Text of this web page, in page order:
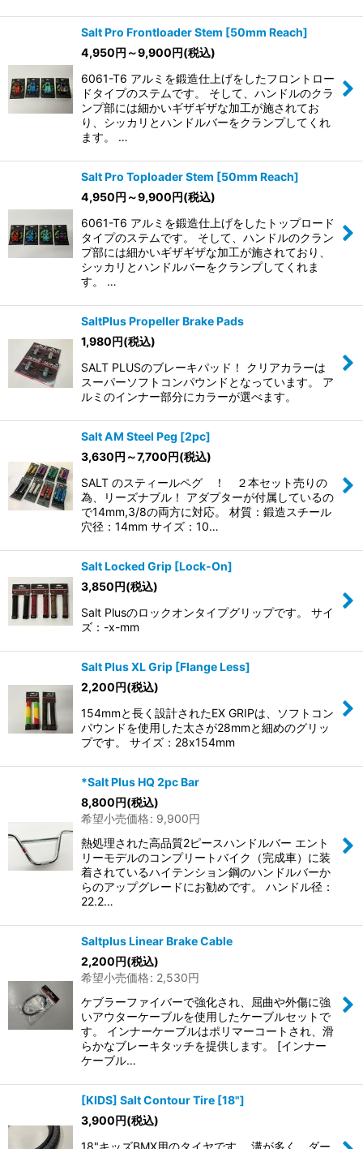
Salt Pro Frontloader Stem [50mm Reach]
4,950円 ～9,900円(税込)
6061-T6 アルミを鍛造仕上げをしたフロントロー
ドタイプのステムです。 そして、ハンドルのクラ
ンプ部には細かいギザギザな加工が施されてお
り、シッカリとハンドルバーをクランプしてくれ
ます。 …
Salt Pro Toploader Stem [50mm Reach]
4,950円 ～9,900円(税込)
6061-T6 アルミを鍛造仕上げをしたトップロード
タイプのステムです。 そして、ハンドルのクラン
プ部には細かいギザギザな加工が施されており、
シッカリとハンドルバーをクランプしてくれま
す。 …
SaltPlus Propeller Brake Pads
1,980円(税込)
SALT PLUSのブレーキパッド！ クリアカラーは
スーパーソフトコンパウンドとなっています。 ア
ルミのインナー部分にカラーが選べます。
Salt AM Steel Peg [2pc]
3,630円 ～7,700円(税込)
SALT のスティールペグ ！ ２本セット売りの
為、リーズナブル！ アダプターが付属しているの
で14mm,3/8の両方に対応。 材質：鍛造スチール
穴径：14mm サイズ：10…
Salt Locked Grip [Lock-On]
3,850円(税込)
Salt Plusのロックオンタイプグリップです。 サイ
ズ：-x-mm
Salt Plus XL Grip [Flange Less]
2,200円(税込)
154mmと長く設計されたEX GRIPは、ソフトコン
パウンドを使用した太さが28mmと細めのグリッ
プです。 サイズ：28x154mm
*Salt Plus HQ 2pc Bar
8,800円(税込)
希望小売価格: 9,900円
熱処理された高品質2ピースハンドルバー エント
リーモデルのコンプリートバイク（完成車）に装
着されているハイテンション鋼のハンドルバーか
らのアップグレードにお勧めです。 ハンドル径：
22.2…
Saltplus Linear Brake Cable
2,200円(税込)
希望小売価格: 2,530円
ケブラーファイバーで強化され、屈曲や外傷に強
いアウターケーブルを使用したケーブルセットで
す。 インナーケーブルはポリマーコートされ、滑
らかなブレーキタッチを提供します。 [インナー
ケーブル…
[KIDS] Salt Contour Tire [18"]
3,900円(税込)
18"キッズBMX用のタイヤです。 溝が多く、ダー